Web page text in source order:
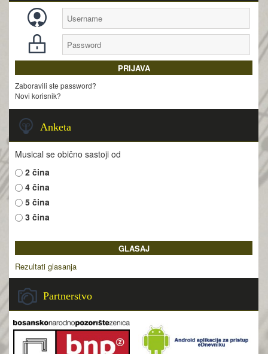
Zaboravili ste password?
Novi korisnik?
Anketa
Musical se obično sastoji od
2 čina
4 čina
5 čina
3 čina
Rezultati glasanja
Partnerstvo